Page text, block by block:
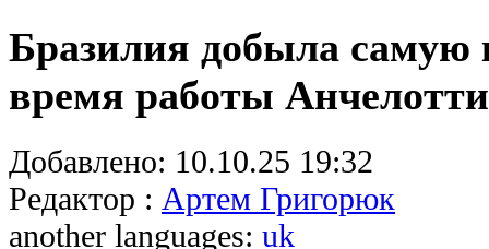
Бразилия добыла самую
время работы Анчелотти
Добавлено: 10.10.25 19:32
Редактор : Артем Григорюк
another languages: uk